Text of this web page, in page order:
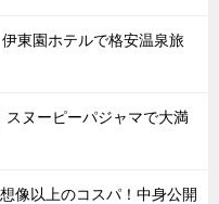
東園ホテルで格安温泉旅
ヌーピーパジャマで大満
像以上のコスパ！中身公開